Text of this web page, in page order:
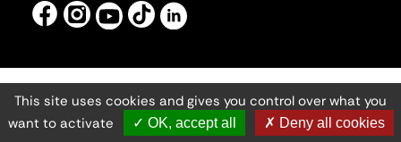
Mentions légales
Gestion des cookies
Accessibilité numérique
Ministère de la Culture ©2026
This site uses cookies and gives you control over what you
want to activate
✓ OK, accept all ✗ Deny all cookies